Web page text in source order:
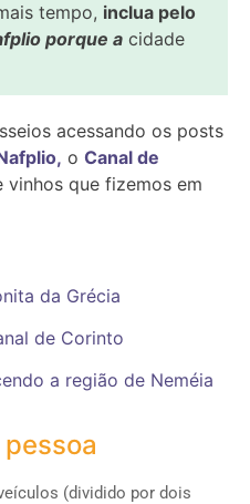
tempo, inclua pelo
porque a cidade
acessando os posts
o Canal de
vinhos que fizemos em
da Grécia
de Corinto
a região de Neméia
(dividido por dois